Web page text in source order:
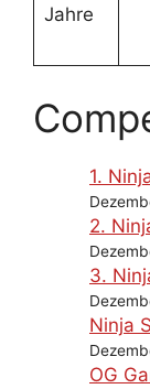
Jahre
1.
2.
3.
Ninja
OG